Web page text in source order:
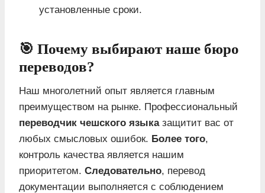
установленные сроки.
🎯 Почему выбирают наше бюро
переводов?
Наш многолетний опыт является главным
преимуществом на рынке. Профессиональный
переводчик чешского языказащитит вас от
любых смысловых ошибок. Более того,
контроль качества является нашим
приоритетом. Следовательно, перевод
документации выполняется с соблюдением